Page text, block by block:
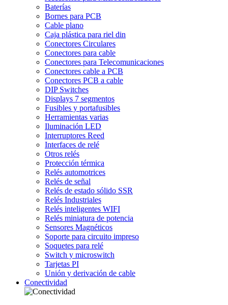
Baterías
Bornes para PCB
Cable plano
Caja plástica para riel din
Conectores Circulares
Conectores para cable
Conectores para Telecomunicaciones
Conectores cable a PCB
Conectores PCB a cable
DIP Switches
Displays 7 segmentos
Fusibles y portafusibles
Herramientas varias
Iluminación LED
Interruptores Reed
Interfaces de relé
Otros relés
Protección térmica
Relés automotrices
Relés de señal
Relés de estado sólido SSR
Relés Industriales
Relés inteligentes WIFI
Relés miniatura de potencia
Sensores Magnéticos
Soporte para circuito impreso
Soquetes para relé
Switch y microswitch
Tarjetas PI
Unión y derivación de cable
Conectividad